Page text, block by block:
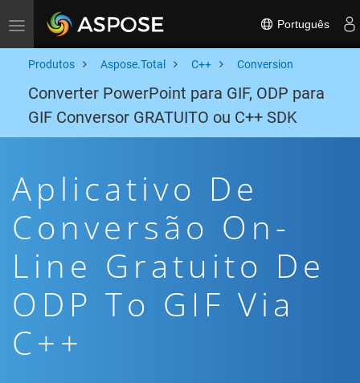
Toggle navigation Português
Produtos Aspose.Total C++ Conversion
Converter PowerPoint para GIF, ODP para
GIF Conversor GRATUITO ou C++ SDK
Aplicativo De
Conversão On-
Line Gratuito De
ODP To GIF Via
C++